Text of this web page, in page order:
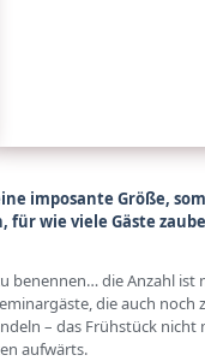
imposante Größe,
wie viele Gäste
benennen… die Anzahl
die auch
– das Frühstück
aufwärts.